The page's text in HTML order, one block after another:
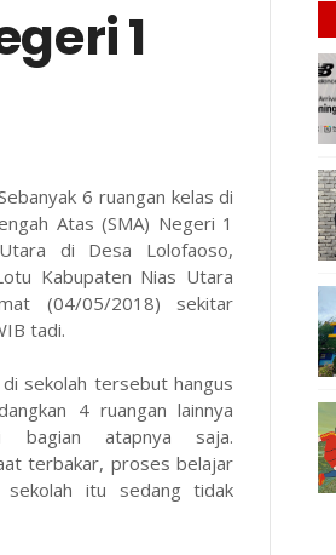
1
6 ruangan kelas di
Atas (SMA) Negeri 1
di Desa Lolofaoso,
Kabupaten Nias Utara
(04/05/2018) sekitar
tadi.
di sekolah tersebut hangus
4 ruangan lainnya
bagian atapnya saja.
terbakar, proses belajar
sekolah itu sedang tidak